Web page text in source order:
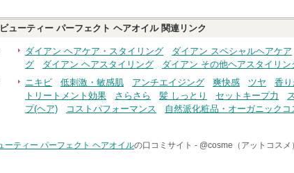
ューティー パーフェクト ヘアオイル関連リンク
ダイアン ヘアケア・スタイリング ダイアン スペシャルヘアケア
グ
ダイアン ヘアスタイリング
ダイアン その他ヘアスタイリン
ニキビ 低刺激・敏感肌 アンチエイジング 爽快感 ツヤ 香
トリートメント効果
さらさら 髪 しっとり セットキープ力
プ(ヘア)
コストパフォーマンス 自然派化粧品・オーガニックコ
ーティー パーフェクト ヘアオイルの口コミサイト - @cosme（アットコスメ）